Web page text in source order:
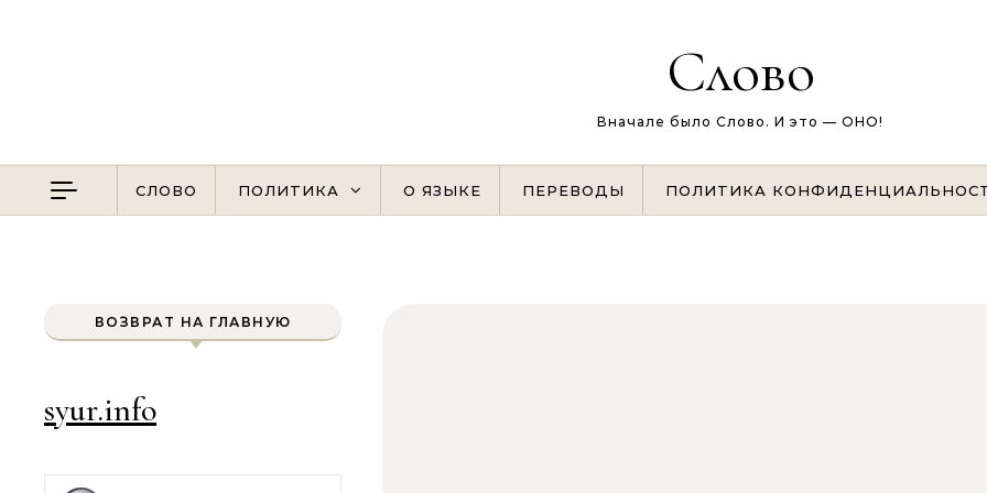
Слово
Вначале было Слово. И это — ОНО!
СЛОВО ПОЛИТИКА О ЯЗЫКЕ ПЕРЕВОДЫ ПОЛИТИКА
ВОЗВРАТ НА ГЛАВНУЮ
syur.info